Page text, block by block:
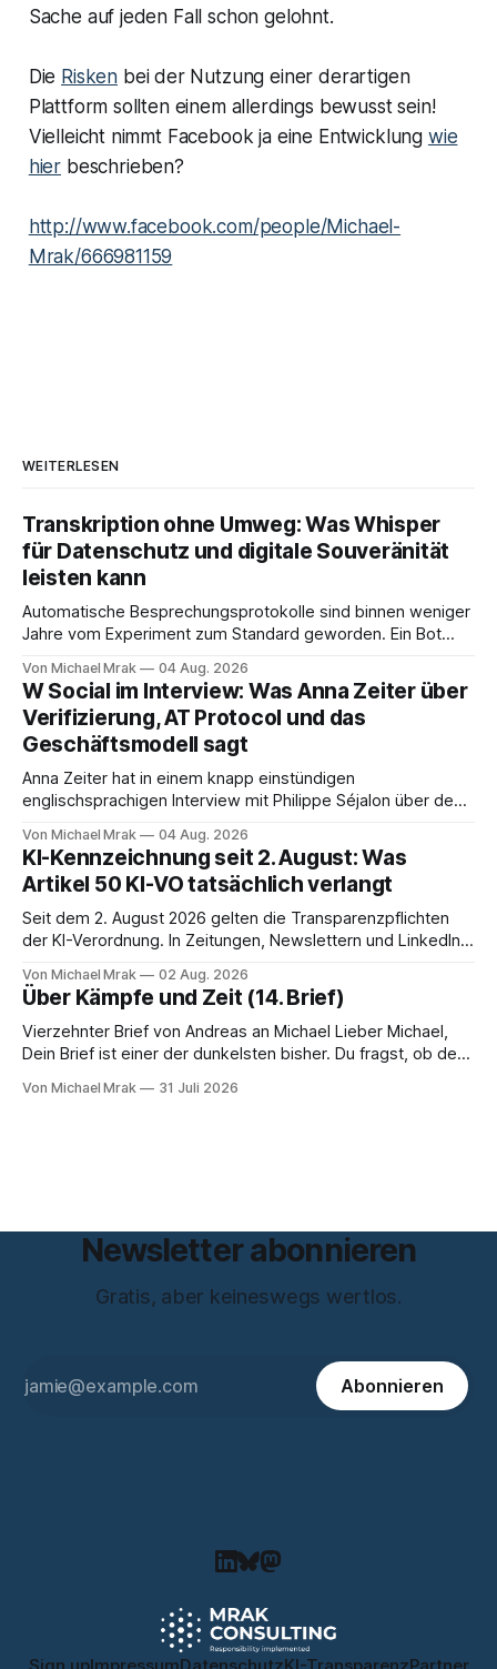
Sache auf jeden Fall schon gelohnt.
Die Risken bei der Nutzung einer derartigen
Plattform sollten einem allerdings bewusst sein!
Vielleicht nimmt Facebook ja eine Entwicklung wie
hier beschrieben?
http://www.facebook.com/people/Michael-
Mrak/666981159
WEITERLESEN
Transkription ohne Umweg: Was Whisper
für Datenschutz und digitale Souveränität
leisten kann
Automatische Besprechungsprotokolle sind binnen weniger
Jahre vom Experiment zum Standard geworden. Ein Bot
Ende eine Zusammenfassung samt Aufgabenliste. Das
funktioniert gut. Die Frage, die regelmäßig untergeht, lautet:
Wo genau liegt das Audio, wer verarbeitet es und unter
welcher Rechtsgrundlage? Es gibt
Von Michael Mrak 04 Aug. 2026
W Social im Interview: Was Anna Zeiter über
Verifizierung, AT Protocol und das
Geschäftsmodell sagt
Anna Zeiter hat in einem knapp einstündigen
englischsprachigen Interview mit Philippe Séjalon über den
über zehn Jahre Datenschutzbeauftragte bei eBay und hat
zum Thema Meinungsfreiheit promoviert. Das Gespräch ist
inhaltlich dichter als die meisten Kurzinterviews zum Thema
und beantwortet einige Fragen,
Von Michael Mrak 04 Aug. 2026
KI-Kennzeichnung seit 2. August: Was
Artikel 50 KI-VO tatsächlich verlangt
Seit dem 2. August 2026 gelten die Transparenzpflichten
der KI-Verordnung. In Zeitungen, Newslettern und LinkedIn-
trotzdem falsch ist: Ab jetzt müsse alles gekennzeichnet
werden, was mit künstlicher Intelligenz entstanden sei. Das
stimmt so nicht. Artikel 50 der KI-Verordnung
Von Michael Mrak 02 Aug. 2026
Über Kämpfe und Zeit (14. Brief)
Vierzehnter Brief von Andreas an Michael Lieber Michael,
Dein Brief ist einer der dunkelsten bisher. Du fragst, ob der
letzten Hebel, der sich noch bewegt, und zwischen Deinen
Von Michael Mrak 31 Juli 2026
Newsletter abonnieren
Gratis, aber keineswegs wertlos.
Abonnieren